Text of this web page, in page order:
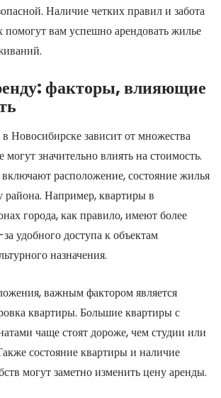
Наличие четких правил и забота
помогут вам успешно арендовать жилье
факторы, влияющие
Новосибирске зависит от множества
могут значительно влиять на стоимость.
расположение, состояние жилья
района. Например, квартиры в
города, как правило, имеют более
удобного доступа к объектам
назначения.
важным фактором является
квартиры. Большие квартиры с
чаще стоят дороже, чем студии или
состояние квартиры и наличие
могут заметно изменить цену аренды.